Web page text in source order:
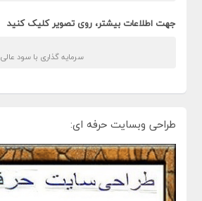
جهت اطلاعات بیشتر، روی تصویر کلیک کنید
سرمایه گذاری با سود عالی
طراحی وبسایت حرفه ای: